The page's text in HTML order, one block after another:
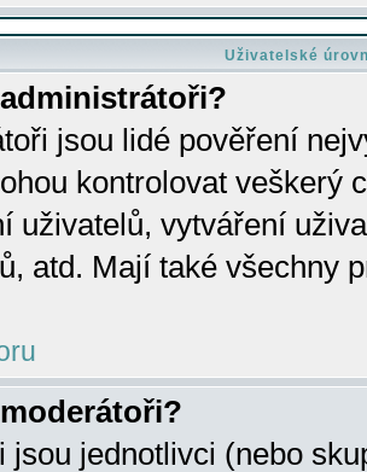
Uživatelské
jsou lidé pověření
kontrolovat veškerý
uživatelů, vytváření
atd. Mají také všechny
jsou jednotlivci (nebo